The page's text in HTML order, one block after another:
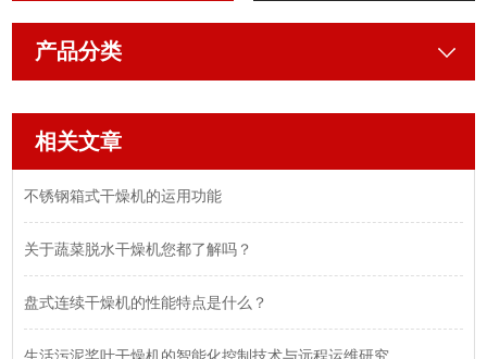
产品分类
相关文章
不锈钢箱式干燥机的运用功能
关于蔬菜脱水干燥机您都了解吗？
盘式连续干燥机的性能特点是什么？